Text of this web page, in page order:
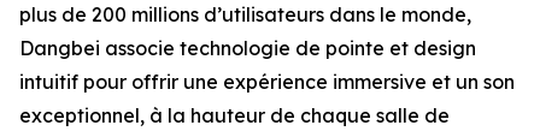
plus de 200 millions d’utilisateurs dans le monde,
Dangbei associe technologie de pointe et design
intuitif pour offrir une expérience immersive et un son
exceptionnel, à la hauteur de chaque salle de